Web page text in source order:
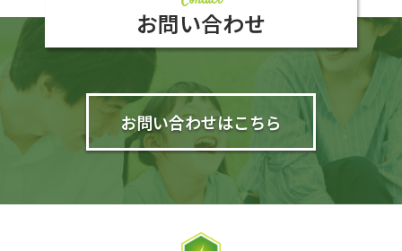
お問い合わせ
お問い合わせはこちら